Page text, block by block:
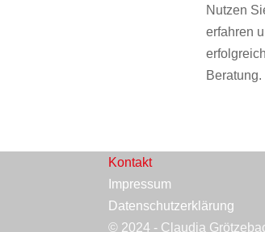
Nutzen
erfahren
Beratung.
Kontakt
Impressum
Datenschutzerklärung
© 2024 - Claudia